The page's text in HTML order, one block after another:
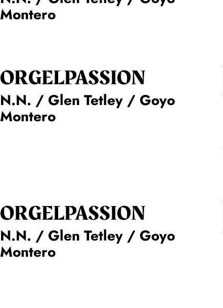
Montero
ORGEL­PASSION
N.N. / Glen Tetley / Goyo
Montero
ORGEL­PASSION
N.N. / Glen Tetley / Goyo
Montero